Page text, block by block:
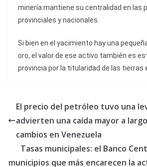
minería mantiene su centralidad en las
provinciales y nacionales.
Si bien en el yacimiento hay una
oro, el valor de ese activo también es
provincia por la titularidad de las tierras
El precio del petróleo tuvo una
advierten una caída mayor a
cambios en Venezuela
Tasas municipales: el Banco
municipios que más encarecen la